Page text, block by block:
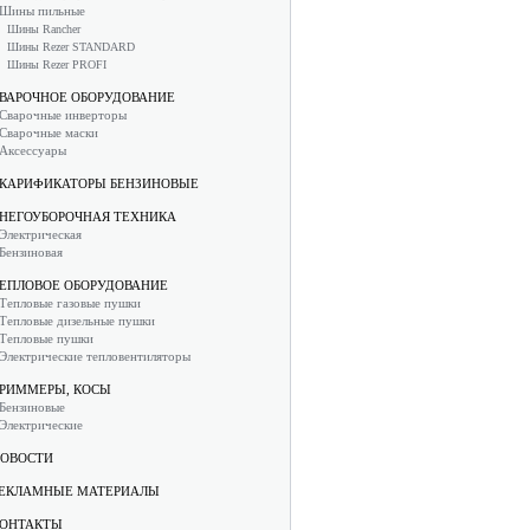
Шины пильные
Шины Rancher
Шины Rezer STANDARD
Шины Rezer PROFI
ОБОРУДОВАНИЕ
Сварочные инверторы
Сварочные маски
Аксессуары
БЕНЗИНОВЫЕ
ТЕХНИКА
Электрическая
Бензиновая
ОБОРУДОВАНИЕ
Тепловые газовые пушки
Тепловые дизельные пушки
Тепловые пушки
Электрические тепловентиляторы
КОСЫ
Бензиновые
Электрические
МАТЕРИАЛЫ